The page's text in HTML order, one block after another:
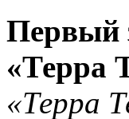
Первый
«Терра
«Терра